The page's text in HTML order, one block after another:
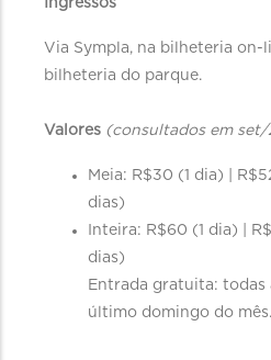
Ingressos
Via Sympla, na bilheteria on-
bilheteria do parque.
Valores (consultados em
Meia: R$30 (1 dia) |
dias)
Inteira: R$60 (1 dia) |
dias)
Entrada gratuita: todas
último domingo do mês.